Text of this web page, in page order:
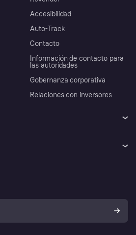
Accesibilidad
Auto-Track
Contacto
Información de contacto para
las autoridades
Gobernanza corporativa
Relaciones con inversores